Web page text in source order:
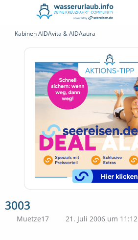
Kabinen AIDAvita & AIDAaura
3003
Muetze17 21. Juli 2006 um 11:12